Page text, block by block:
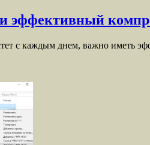
с каждым днем, важно иметь